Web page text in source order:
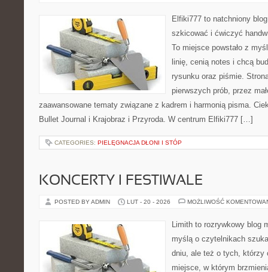
Elfiki777 to natchniony
szkicować i ćwiczyć
To miejsce powstało z
linię, cenią notes i chcą
rysunku oraz piśmie.
pierwszych prób, przez
zaawansowane tematy związane z kadrem i harmonią pisma.
Bullet Journal i Krajobraz i Przyroda. W centrum Elfiki777 […]
CATEGORIES: PIELĘGNACJA DŁONI I STÓP
KONCERTY I FESTIWALE
POSTED BY ADMIN LUT - 20 - 2026 MOŻLIWOŚĆ
Limith to rozrywkowy blog
myślą o czytelnikach
dniu, ale też o tych, którzy
miejsce, w którym